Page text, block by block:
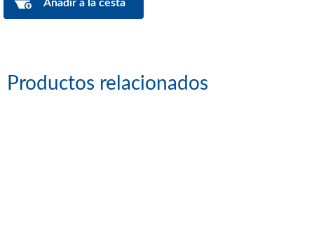
Productos relacionados